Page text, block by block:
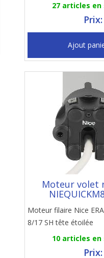
27 articles
Ajout
Moteur volet
Moteur filaire Nice
8/17 SH tête étoilée
10 articles